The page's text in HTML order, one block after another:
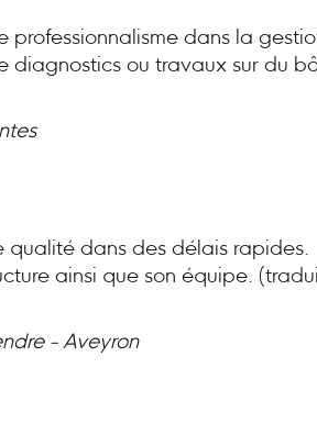
dans la
diagnostics ou travaux sur du
qualité dans des délais rapides.
ainsi que son équipe.
- Aveyron